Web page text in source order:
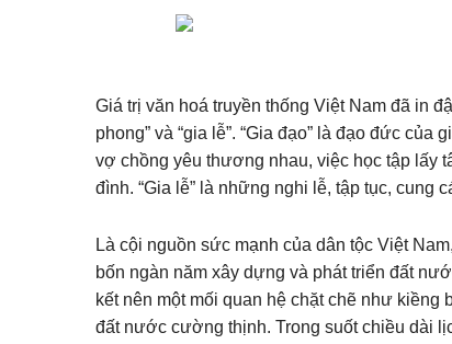
Giá trị văn hoá truyền thống Việt Nam đã in
phong” và “gia lễ”. “Gia đạo” là đạo đức
vợ chồng yêu thương nhau, việc học tập lấy
đình. “Gia lễ” là những nghi lễ, tập tục,
Là cội nguồn sức mạnh của dân tộc Việt
bốn ngàn năm xây dựng và phát triển đất
kết nên một mối quan hệ chặt chẽ như kiềng
đất nước cường thịnh. Trong suốt chiều dài